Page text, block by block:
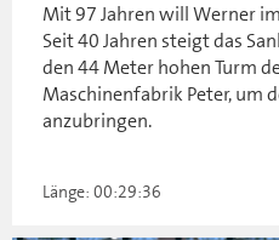
Mit 97 Jahren will Werner
Seit 40 Jahren steigt das
den 44 Meter hohen Turm
Maschinenfabrik Peter, um
anzubringen.
Länge: 00:29:36